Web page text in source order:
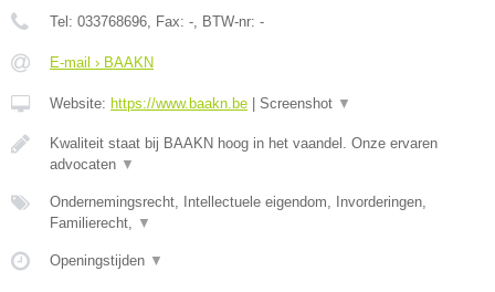
Tel: 033768696 , Fax: - , BTW-nr: -
E-mail › BAAKN
Website: https://www.baakn.be Screenshot ▼
Kwaliteit staat bij BAAKN hoog in het vaandel. Onze ervaren
advocaten ▼
Ondernemingsrecht, Intellectuele eigendom, Invorderingen,
Familierecht,
▼
Openingstijden ▼